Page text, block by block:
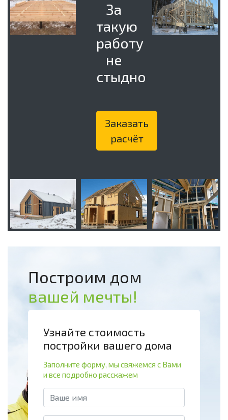
За
такую
работу
не
стыдно
Заказать
расчёт
Построим дом
вашей мечты!
Узнайте стоимость
постройки вашего дома
Заполните форму, мы свяжемся с Вами
и все подробно расскажем